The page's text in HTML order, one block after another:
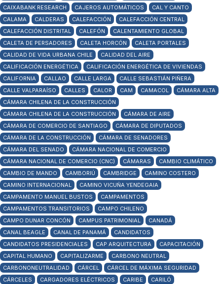
CAIXABANK RESEARCH
CAJEROS AUTOMÁTICOS
CAL Y CANTO
CALAMA
CALDERAS CALEFACCIÓN
CALEFACCIÓN CENTRAL
CALEFACCIÓN DISTRITAL
CALEFÓN
CALENTAMIENTO GLOBAL
CALETA DE PERSADORES
CALETA HORCÓN
CALETA PORTALES
CALIDAD DE VIDA URBANA CHILE
CALIDAD DEL AIRE
CALIFICACIÓN ENERGÉTICA
CALIFICACIÓN ENERGÉTICA DE VIVIENDAS
CALIFORNIA
CALLAO CALLE LARGA
CALLE SEBASTIÁN PIÑERA
CALLE VALPARAÍSO
CALLES CALOR CAM CAMACOL
CÁMARA ALTA
CÁMARA CHILENA DE LA CONSTRUCCIÓN
CÁMARA CHILENA DE LA CONSTRUCCIÓN
CÁMARA DE AIRE
CÁMARA DE COMERCIO DE SANTIAGO
CÁMARA DE DIPUTADOS
CÁMARA DE LA CONSTRUCCIÓN
CÁMARA DE SENADORES
CÁMARA DEL SENADO
CÁMARA NACIONAL DE COMERCIO
CÁMARA NACIONAL DE COMERCIO (CNC)
CÁMARAS
CAMBIO CLIMÁTICO
CAMBIO DE MANDO
CAMBORIÚ CAMBRIDGE
CAMINO COSTERO
CAMINO INTERNACIONAL
CAMINO VICUÑA YENDEGAIA
CAMPAMENTO MANUEL BUSTOS
CAMPAMENTOS
CAMPAMENTOS TRANSITORIOS
CAMPO CHILENO
CAMPO DUNAR CONCÓN
CAMPUS PATRIMONIAL
CANADÁ
CANAL BEAGLE
CANAL DE PANAMÁ
CANDIDATOS
CANDIDATOS PRESIDENCIALES
CAP ARQUITECTURA
CAPACITACIÓN
CAPITAL HUMANO
CAPITALIZARME
CARBONO NEUTRAL
CARBONONEUTRALIDAD
CÁRCEL
CÁRCEL DE MÁXIMA SEGURIDAD
CÁRCELES
CARGADORES ELÉCTRICOS CARIBE
CARILÓ